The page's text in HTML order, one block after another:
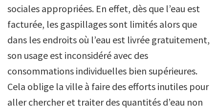
sociales appropriées. En effet, dès que l’eau est
facturée, les gaspillages sont limités alors que
dans les endroits où l’eau est livrée gratuitement,
son usage est inconsidéré avec des
consommations individuelles bien supérieures.
Cela oblige la ville à faire des efforts inutiles pour
aller chercher et traiter des quantités d’eau non